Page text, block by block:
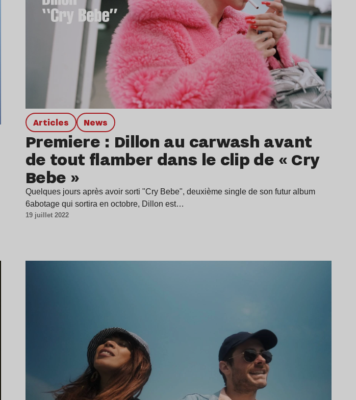
Articles news
Premiere : Dillon au carwash avant
de tout flamber dans le clip de « Cry
Bebe »
Quelques jours après avoir sorti "Cry Bebe", deuxième single de son futur album
6abotage qui sortira en octobre, Dillon est…
19 juillet 2022